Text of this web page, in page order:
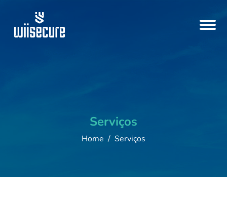
Serviços
Home Serviços